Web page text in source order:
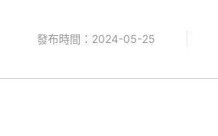
發布時間：2024-05-25